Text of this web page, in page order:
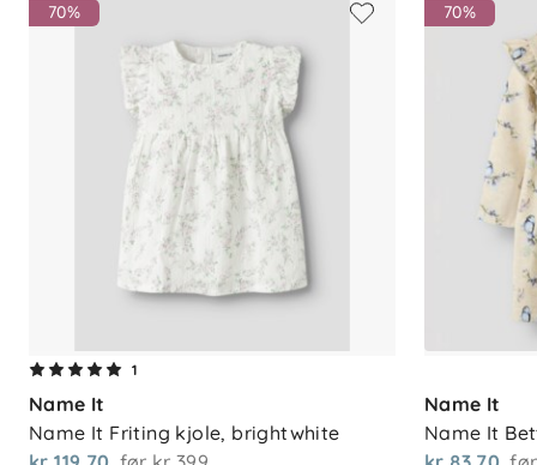
70%
1
Name It
Name It Friting kjole, brightwhite
70%
Name It
Name It